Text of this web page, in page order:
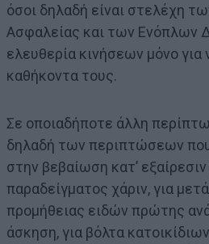
όσοι δηλαδή είναι στελέχη
Ασφαλείας και των Ενόπλων
ελευθερία κινήσεων μόνο
καθήκοντα τους.
Σε οποιαδήποτε άλλη
δηλαδή των περιπτώσεων
στην βεβαίωση κατ’
παραδείγματος χάριν, για
προμήθειας ειδών πρώτης
άσκηση, για βόλτα